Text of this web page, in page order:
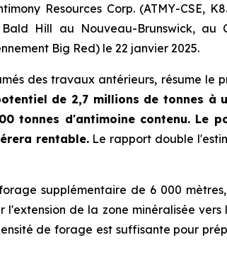
Resources Corp. (ATMY-CSE,
Hill au Nouveau-Brunswick,
Big Red) le 22 janvier 2025.
des travaux antérieurs, résume le
de 2,7 millions de tonnes à
tonnes d'antimoine contenu. Le
rentable.Le rapport double
supplémentaire de 6 000
de la zone minéralisée
de forage est suffisante pour